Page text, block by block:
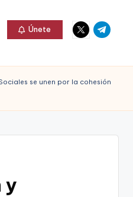
Únete
Elemento
del
Elemento
del
se unen por la cohesión
y